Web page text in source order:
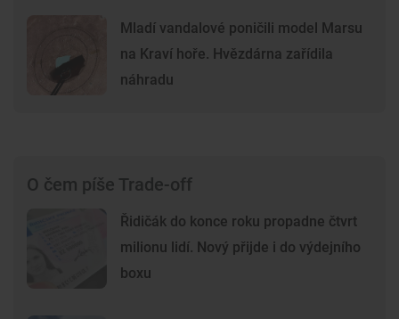
Mladí vandalové poničili model Marsu
na Kraví hoře. Hvězdárna zařídila
náhradu
O čem píše Trade-off
Řidičák do konce roku propadne čtvrt
milionu lidí. Nový přijde i do výdejního
boxu